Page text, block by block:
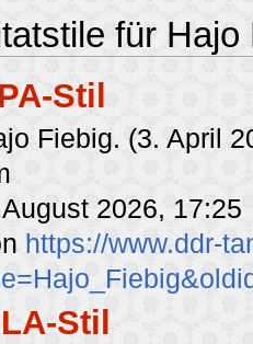
für Hajo
Stil
Fiebig. (3. April
2026, 17:25
https://www.ddr-
Stil